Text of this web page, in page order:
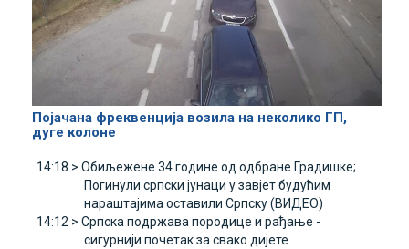
Појачана фреквенција возила на неколико ГП,
дуге колоне
14:18 > Обиљежене 34 године од одбране Градишке;
Погинули српски јунаци у завјет будућим
нараштајима оставили Српску (ВИДЕО)
14:12 > Српска подржава породице и рађање -
сигурнији почетак за свако дијете